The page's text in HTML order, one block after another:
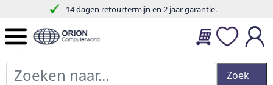
14 dagen retourtermijn en 2 jaar garantie.